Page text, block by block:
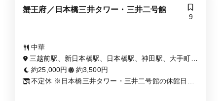
蟹王府／日本橋三井タワー・三井二号館
9
中華
三越前駅、新日本橋駅、日本橋駅、神田駅、大手町
駅、小伝馬町駅
約25,000円
約3,500円
不定休 ※日本橋三井タワー・三井二号館の休館日に